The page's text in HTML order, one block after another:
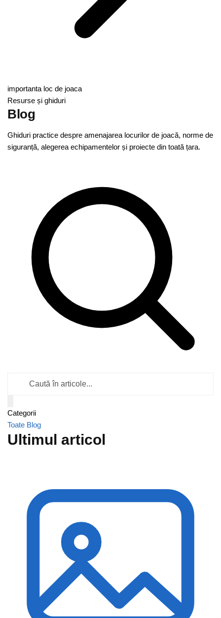
importanta loc de joaca
Resurse și ghiduri
Blog
Ghiduri practice despre amenajarea locurilor de joacă, norme de
siguranță, alegerea echipamentelor și proiecte din toată țara.
Categorii
Toate Blog
Ultimul articol